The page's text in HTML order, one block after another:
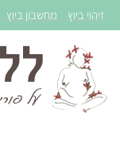
זיהוי ביוץ מחשבון ביוץ